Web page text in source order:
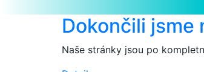
Dokončili jsme
Naše stránky jsou po